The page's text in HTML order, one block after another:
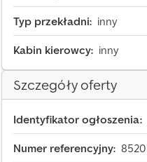
Typ przekładni: inny
Kabin kierowcy: inny
Szczegóły oferty
Identyfikator ogłoszenia:
Numer referencyjny: 8520